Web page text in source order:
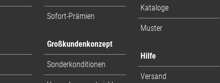
Sofort-Prämien
Großkundenkonzept
Sonderkonditionen
Kataloge
Muster
Hilfe
Versand